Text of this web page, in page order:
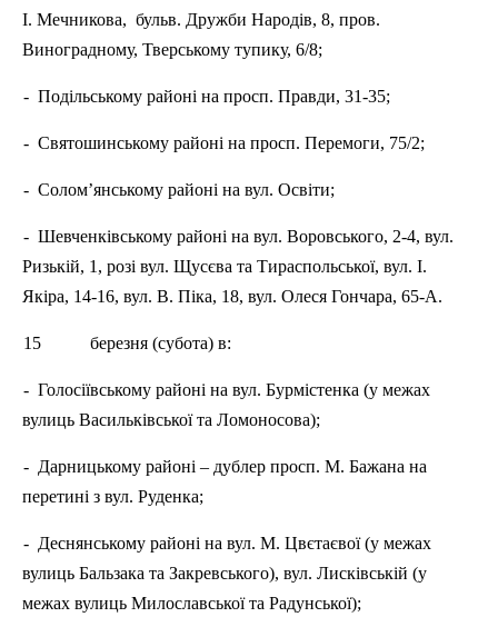
І. Мечникова, бульв. Дружби Народів, 8, пров.
Виноградному, Тверському тупику, 6/8;
- Подільському районі на просп. Правди, 31-35;
- Святошинському районі на просп. Перемоги, 75/2;
- Солом’янському районі на вул. Освіти;
- Шевченківському районі на вул. Воровського, 2-4, вул.
Ризькій, 1, розі вул. Щусєва та Тираспольської, вул. І.
Якіра, 14-16, вул. В. Піка, 18, вул. Олеся Гончара, 65-А.
15 березня (субота) в:
- Голосіївському районі на вул. Бурмістенка (у межах
вулиць Васильківської та Ломоносова);
- Дарницькому районі – дублер просп. М. Бажана на
перетині з вул. Руденка;
- Деснянському районі на вул. М. Цвєтаєвої(у межах
вулиць Бальзака та Закревського), вул. Лисківській (у
межах вулиць Милославської та Радунської);